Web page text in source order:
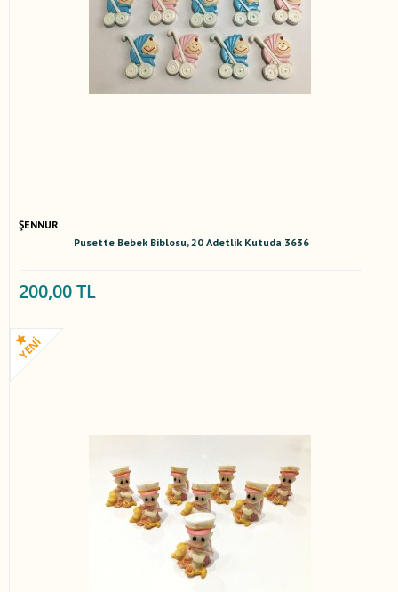
ŞENNUR
Pusette Bebek Biblosu, 20 Adetlik Kutuda 3636
200,00 TL